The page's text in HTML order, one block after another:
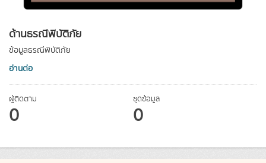
ด้านธรณีพิบัติภัย
ข้อมูลธรณีพิบัติภัย
อ่านต่อ
ผู้ติดตาม
0
ชุดข้อมูล
0